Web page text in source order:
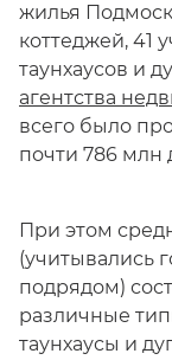
жилья
коттеджей, 41
таунхаусов и
агентства
всего было
почти 786 млн
При этом
(учитывались
подрядом)
различные
таунхаусы и